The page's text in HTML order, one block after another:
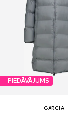
PIEDĀVĀJUMS
GARCIA